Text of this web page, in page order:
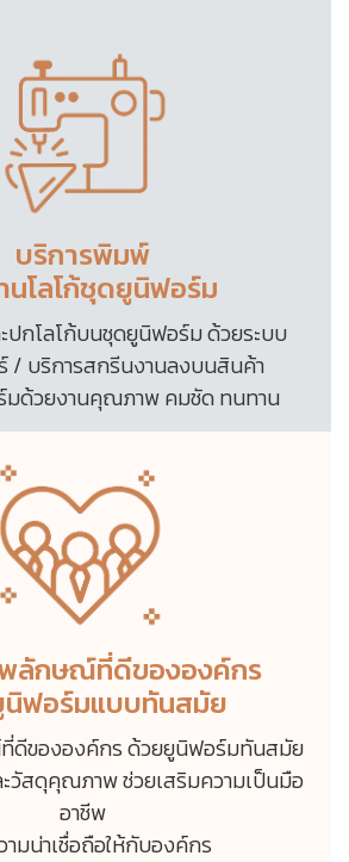
บริการพิมพ์
นโลโก้ชุดยูนิฟอร์ม
ปกโลโก้บนชุดยูนิฟอร์ม ด้วยระบบ
/ บริการสกรีนงานลงบนสินค้า
มด้วยงานคุณภาพ คมชัด ทนทาน
ลักษณ์ที่ดีขององค์กร
ฟอร์มแบบทันสมัย
ดีขององค์กร ด้วยยูนิฟอร์มทันสมัย
วัสดุคุณภาพ ช่วยเสริมความเป็นมือ
อาชีพ
ามน่าเชื่อถือให้กับองค์กร